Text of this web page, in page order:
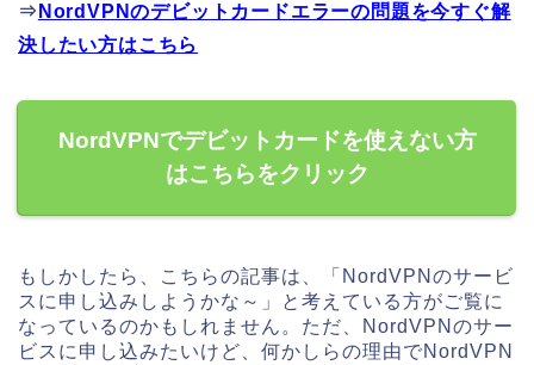
⇒ NordVPNのデビットカードエラーの問題を今すぐ解
決したい方はこちら
NordVPNでデビットカードを使えない方
はこちらをクリック
もしかしたら、こちらの記事は、「NordVPNのサービ
スに申し込みしようかな～」と考えている方がご覧に
なっているのかもしれません。ただ、NordVPNのサー
ビスに申し込みたいけど、何かしらの理由でNordVPN